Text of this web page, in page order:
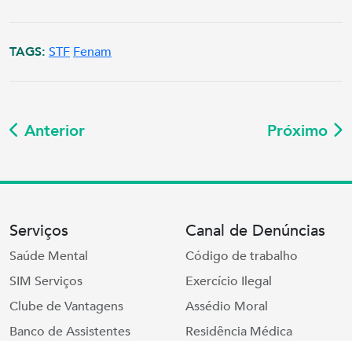
TAGS: STF Fenam
Anterior Próximo
Serviços
Saúde Mental
SIM Serviços
Clube de Vantagens
Banco de Assistentes
Canal de Denúncias
Código de trabalho
Exercício Ilegal
Assédio Moral
Residência Médica